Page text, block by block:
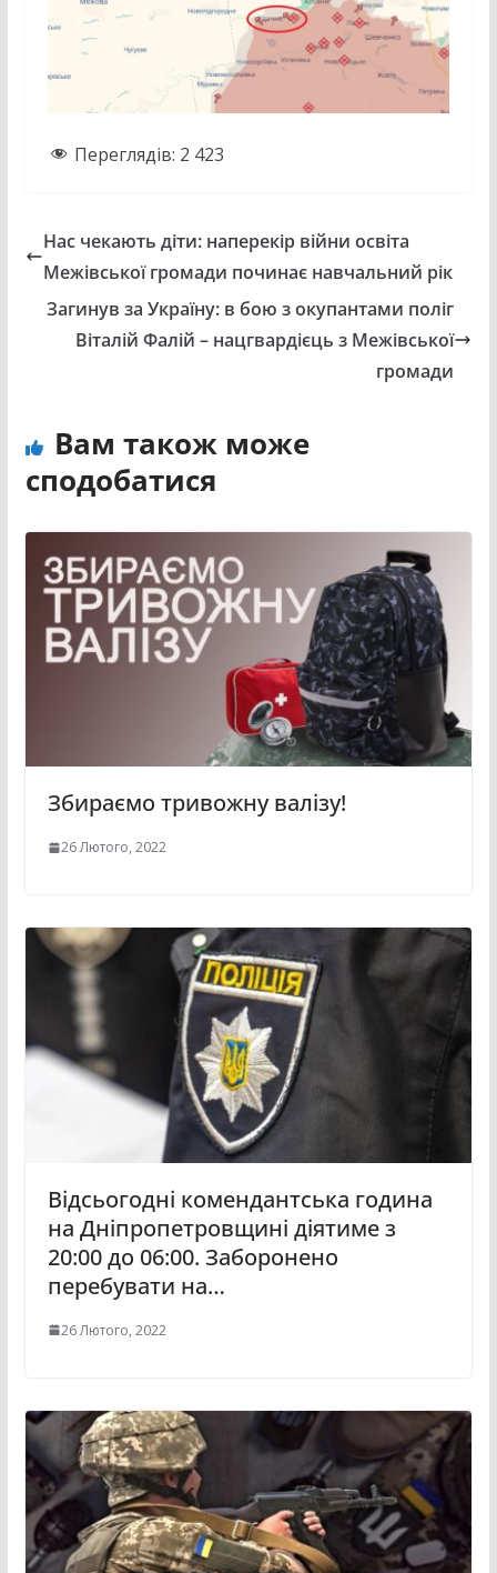
Переглядів: 2 423
Нас чекають діти: наперекір війни освіта
Межівської громади починає навчальний рік
Загинув за Україну: в бою з окупантами поліг
Віталій Фалій – нацгвардієць з Межівської
громади
Вам також може
сподобатися
Збираємо тривожну валізу!
26 Лютого, 2022
Відсьогодні комендантська година
на Дніпропетровщині діятиме з
20:00 до 06:00. Заборонено
перебувати на…
26 Лютого, 2022